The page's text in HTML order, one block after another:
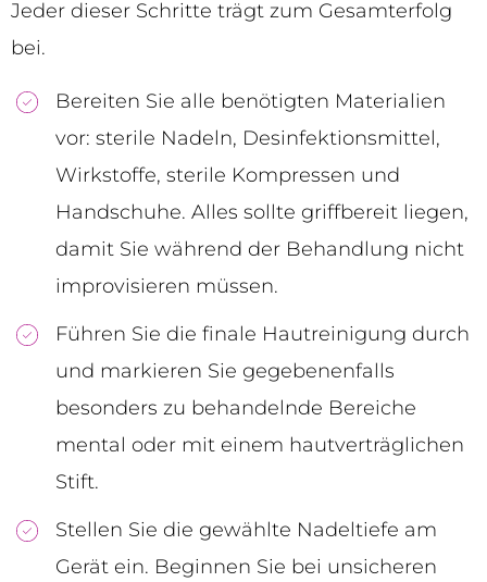
Jeder dieser Schritte trägt zum Gesamterfolg
bei.
Bereiten Sie alle benötigten Materialien
vor: sterile Nadeln, Desinfektionsmittel,
Wirkstoffe, sterile Kompressen und
Handschuhe. Alles sollte griffbereit liegen,
damit Sie während der Behandlung nicht
improvisieren müssen.
Führen Sie die finale Hautreinigung durch
und markieren Sie gegebenenfalls
besonders zu behandelnde Bereiche
mental oder mit einem hautverträglichen
Stift.
Stellen Sie die gewählte Nadeltiefe am
Gerät ein. Beginnen Sie bei unsicheren